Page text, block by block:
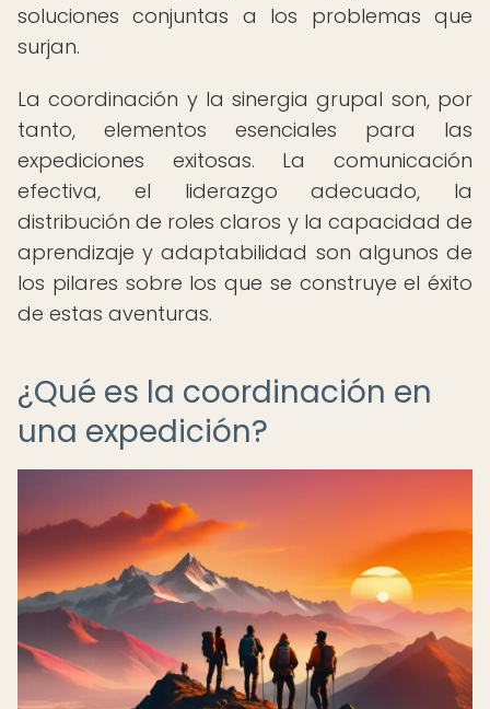
soluciones conjuntas a los problemas que
surjan.
La coordinación y la sinergia grupal son, por
tanto, elementos esenciales para las
expediciones exitosas. La comunicación
efectiva, el liderazgo adecuado, la
distribución de roles claros y la capacidad de
aprendizaje y adaptabilidad son algunos de
los pilares sobre los que se construye el éxito
de estas aventuras.
¿Qué es la coordinación en
una expedición?